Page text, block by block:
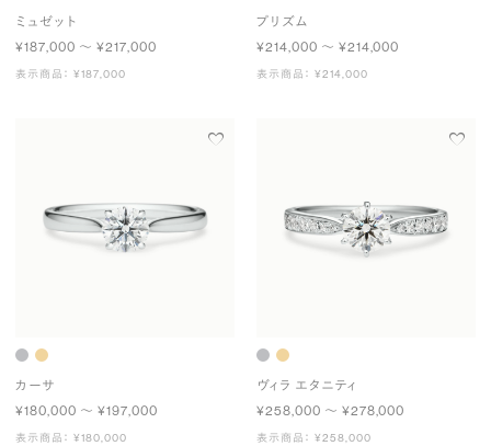
ミュゼット
¥187,000 〜 ¥217,000
表示商品： ¥187,000
プリズム
¥214,000 〜 ¥214,000
表示商品： ¥214,000
カーサ
¥180,000 〜 ¥197,000
表示商品： ¥180,000
ヴィラ エタニティ
¥258,000 〜 ¥278,000
表示商品： ¥258,000